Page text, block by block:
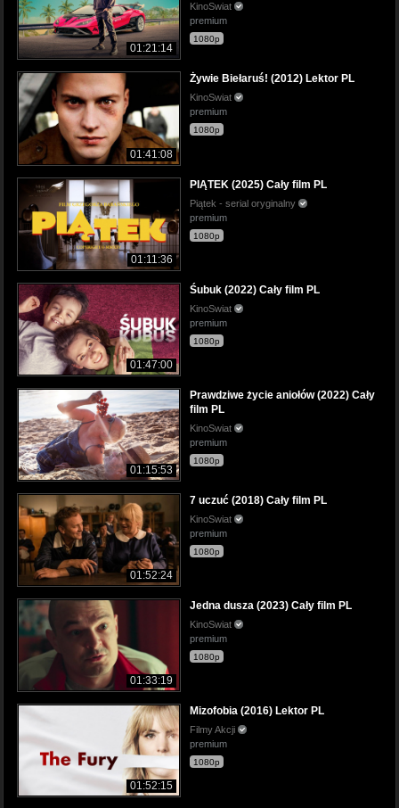
01:21:14
KinoSwiat
premium
1080p
01:41:08
Żywie Biełaruś! (2012) Lektor PL
KinoSwiat
premium
1080p
01:11:36
PIĄTEK (2025) Cały film PL
Piątek - serial oryginalny
premium
1080p
01:47:00
Śubuk (2022) Cały film PL
KinoSwiat
premium
1080p
01:15:53
Prawdziwe życie aniołów (2022) Cały
film PL
KinoSwiat
premium
1080p
01:52:24
7 uczuć (2018) Cały film PL
KinoSwiat
premium
1080p
01:33:19
Jedna dusza (2023) Cały film PL
KinoSwiat
premium
1080p
01:52:15
Mizofobia (2016) Lektor PL
Filmy Akcji
premium
1080p